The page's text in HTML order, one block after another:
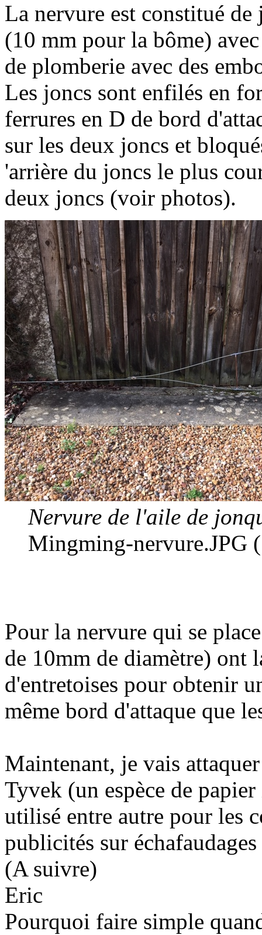
La nervure est constitué
(10 mm pour la bôme)
de plomberie avec des
Les joncs sont enfilés en
ferrures en D de bord
sur les deux joncs et
'arrière du joncs le plus
deux joncs (voir photos).
Nervure de l'aile de
Mingming-nervure.JPG
Pour la nervure qui se
de 10mm de diamètre) ont
d'entretoises pour obtenir
même bord d'attaque que
Maintenant, je vais
Tyvek (un espèce de
utilisé entre autre pour les
publicités sur échafaudages
(A suivre)
Eric
Pourquoi faire simple